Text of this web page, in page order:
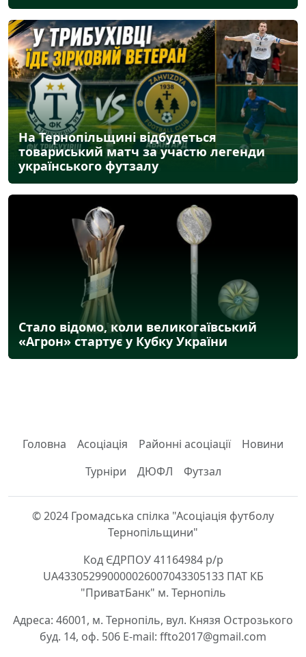
На Тернопільщині відбудеться
товариський матч за участю легенди
українського футзалу
Стало відомо, коли великогаївський
«Агрон» стартує у Кубку України
Головна Асоціація Районні асоціації
Новини
Турніри
ДЮФЛ Футзал
© 2024 Громадська спілка "Асоціація футболу
Тернопільщини"
Код ЄДРПОУ 41164984 р/р
UA433052990000026007043305133 ПАТ КБ
"ПриватБанк" м. Тернопіль
Адреса: 46001, м. Тернопіль, вул. Князя Острозького
буд. 14, оф. 506 E-mail: ffto2017@gmail.com